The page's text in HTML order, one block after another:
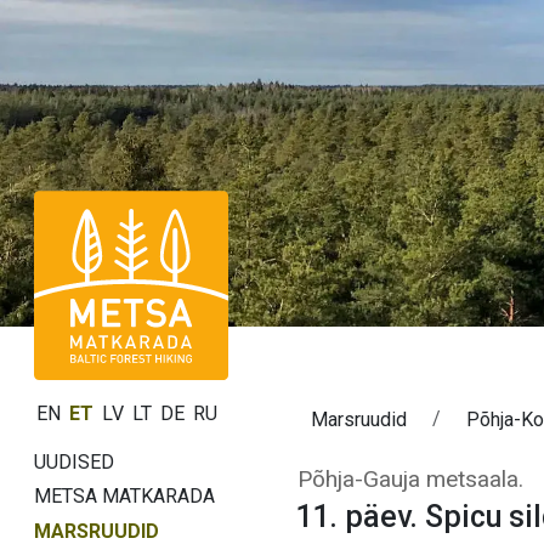
EN ET LV LT DE RU
UUDISED
METSA MATKARADA
MARSRUUDID
Marsruudid Põhja-
Päev 11. Spicu
Põhja-Gauja metsaala.
11. päev. Spicu